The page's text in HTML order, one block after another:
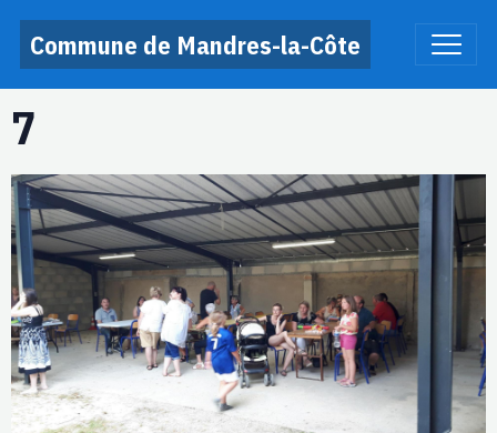
Commune de Mandres-la-Côte
7